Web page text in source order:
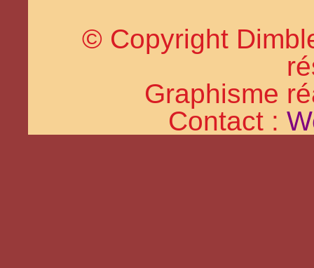
© Copyright
Graphisme
Contact :